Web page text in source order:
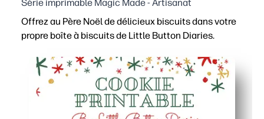
Série imprimable Magic Made - Artisanat
Offrez au Père Noël de délicieux biscuits dans votre
propre boîte à biscuits de Little Button Diaries.
Vous obtenez un modèle à imprimer à la maison : il
Vous stimulez l'intérêt des enfants grâce à des
Vous suivez des lignes de pliage et des languettes
Vous pouvez imprimer rapidement des multiples pour